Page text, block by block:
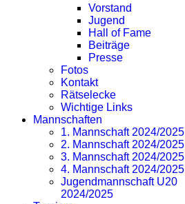
Vorstand
Jugend
Hall of Fame
Beiträge
Presse
Fotos
Kontakt
Rätselecke
Wichtige Links
Mannschaften
1. Mannschaft 2024/2025
2. Mannschaft 2024/2025
3. Mannschaft 2024/2025
4. Mannschaft 2024/2025
Jugendmannschaft U20
2024/2025